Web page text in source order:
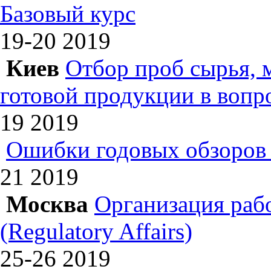
Базовый курс
19-20 2019
Киев Отбор проб сырья,
готовой продукции в
19 2019
Ошибки годовых обзоров
21 2019
Москва Организация
(Regulatory Affairs)
25-26 2019